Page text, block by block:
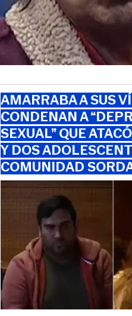
AMARRABA A SUS
CONDENAN A
SEXUAL” QUE
Y DOS
COMUNIDAD